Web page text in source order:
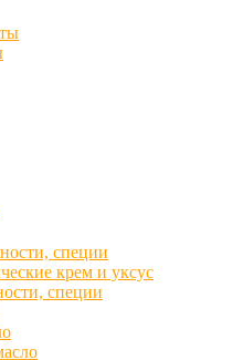
специи
крем и уксус
специи